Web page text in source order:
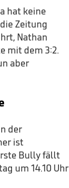
hat keine
Zeitung
Nathan
mit dem 3:2.
aber
der
ist
Bully fällt
um 14.10 Uhr